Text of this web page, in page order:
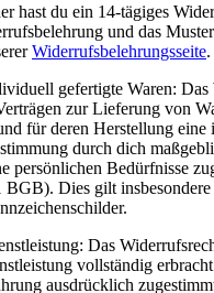
hast du ein 14-tägiges
und das
Widerrufsbelehrungsseite.
gefertigte Waren: Das
zur Lieferung von
für deren Herstellung eine
durch dich
persönlichen Bedürfnisse
BGB). Dies gilt
Das
vollständig
ausdrücklich